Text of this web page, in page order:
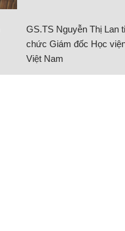
GS.TS Nguyễn Thị Lan
chức Giám đốc Học
Việt Nam